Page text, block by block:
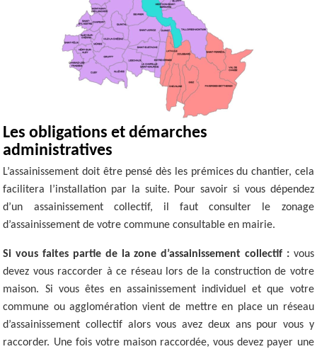
Les obligations et démarches
administratives
L’assainissement doit être pensé dès les prémices du chantier, cela
facilitera l’installation par la suite. Pour savoir si vous dépendez
d’un assainissement collectif, il faut consulter le zonage
d’assainissement de votre commune consultable en mairie.
Si vous faites partie de la zone d’assainissement collectif :vous
devez vous raccorder à ce réseau lors de la construction de votre
maison. Si vous êtes en assainissement individuel et que votre
commune ou agglomération vient de mettre en place un réseau
d’assainissement collectif alors vous avez deux ans pour vous y
raccorder. Une fois votre maison raccordée, vous devez payer une